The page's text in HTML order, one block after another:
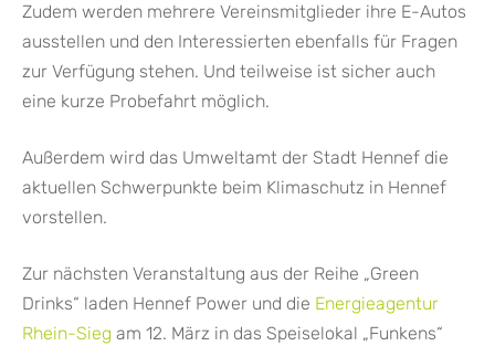
Zudem werden mehrere Vereinsmitglieder ihre E-Autos
ausstellen und den Interessierten ebenfalls für Fragen
zur Verfügung stehen. Und teilweise ist sicher auch
eine kurze Probefahrt möglich.
Außerdem wird das Umweltamt der Stadt Hennef die
aktuellen Schwerpunkte beim Klimaschutz in Hennef
vorstellen.
Zur nächsten Veranstaltung aus der Reihe „Green
Drinks“ laden Hennef Power und die Energieagentur
Rhein-Sieg am 12. März in das Speiselokal „Funkens“